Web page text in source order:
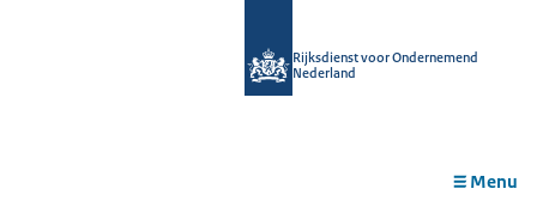
Rijksdienst voor Ondernemend
Nederland
Menu